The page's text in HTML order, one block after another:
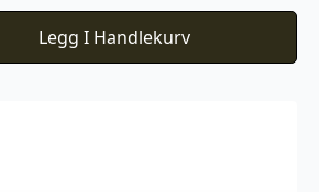
Legg I Handlekurv